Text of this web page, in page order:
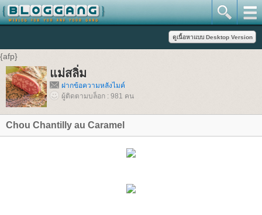
{afp}
แม่สลิ่ม
ฝากข้อความหลังไมค์
ผู้ติดตามบล็อก : 981 คน
Chou Chantilly au Caramel